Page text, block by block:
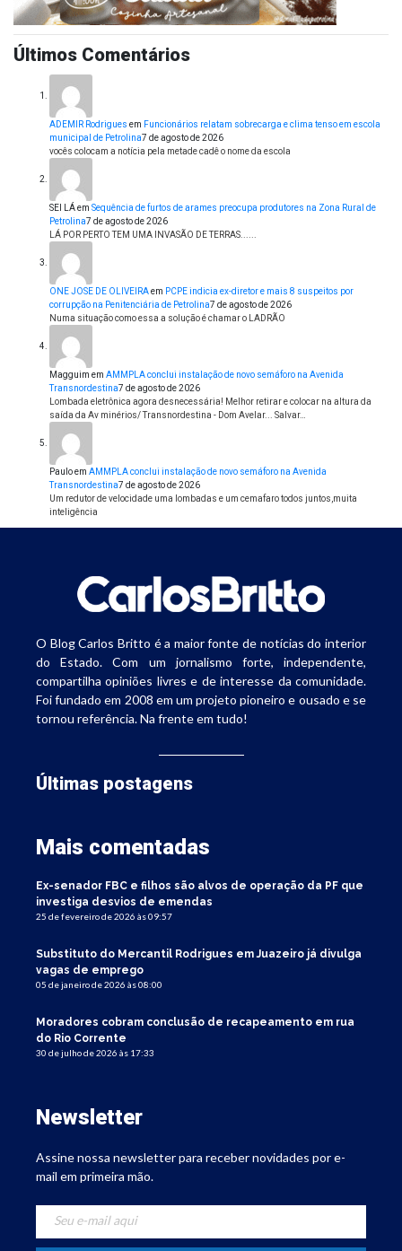
Últimos Comentários
ADEMIR Rodrigues em Funcionários relatam sobrecarga e clima tenso em escola
municipal de Petrolina7 de agosto de 2026
vocês colocam a notícia pela metade cadê o nome da escola
SEI LÁem Sequência de furtos de arames preocupa produtores na Zona Rural de
Petrolina7 de agosto de 2026
LÁ POR PERTO TEM UMA INVASÃO DE TERRAS......
ONE JOSE DE OLIVEIRAem PCPE indicia ex-diretor e mais 8 suspeitos por
corrupção na Penitenciária de Petrolina7 de agosto de 2026
Numa situação como essa a solução é chamar o LADRÃO
Magguim em AMMPLA conclui instalação de novo semáforo na Avenida
Transnordestina7 de agosto de 2026
Lombada eletrônica agora desnecessária! Melhor retirar e colocar na altura da
saída da Av minérios/ Transnordestina - Dom Avelar... Salvar…
Pauloem AMMPLA conclui instalação de novo semáforo na Avenida
Transnordestina7 de agosto de 2026
Um redutor de velocidade uma lombadas e um cemafaro todos juntos,muita
inteligência
O Blog Carlos Britto é a maior fonte de notícias do interior
do Estado. Com um jornalismo forte, independente,
compartilha opiniões livres e de interesse da comunidade.
Foi fundado em 2008 em um projeto pioneiro e ousado e se
tornou referência. Na frente em tudo!
Últimas postagens
Mais comentadas
Ex-senador FBC e filhos são alvos de operação da PF que
investiga desvios de emendas
25 de fevereiro de 2026 às 09:57
Substituto do Mercantil Rodrigues em Juazeiro já divulga
vagas de emprego
05 de janeiro de 2026 às 08:00
Moradores cobram conclusão de recapeamento em rua
do Rio Corrente
30 de julho de 2026 às 17:33
Newsletter
Assine nossa newsletter para receber novidades por e-
mail em primeira mão.